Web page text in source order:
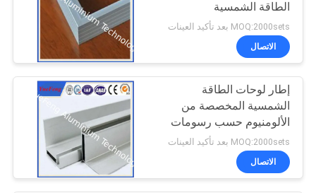
الطاقة الشمسية
MOQ:2000sets بعد تأكيد العينات
الاتصال
إطار لوحات الطاقة
الشمسية المخصصة من
الألومنيوم حسب رسومات
التصميم
MOQ:2000sets بعد تأكيد العينات
الاتصال